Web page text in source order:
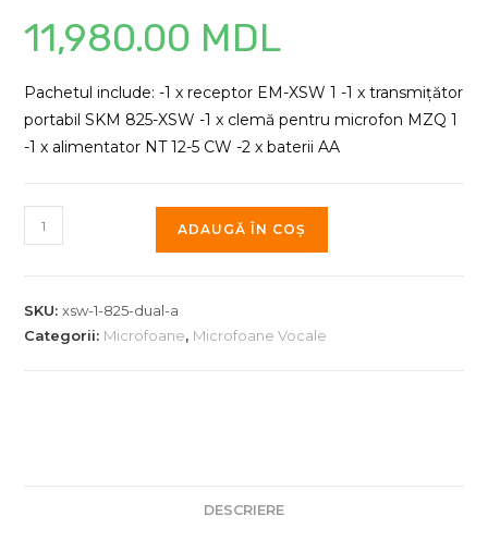
11,980.00 MDL
Pachetul include: -1 x receptor EM-XSW 1 -1 x transmițător
portabil SKM 825-XSW -1 x clemă pentru microfon MZQ 1
-1 x alimentator NT 12-5 CW -2 x baterii AA
Cantitate
Sistem
Doua
ADAUGĂ ÎN COȘ
SKU:xsw-1-825-dual-a
Categorii: Microfoane, Microfoane Vocale
DESCRIERE